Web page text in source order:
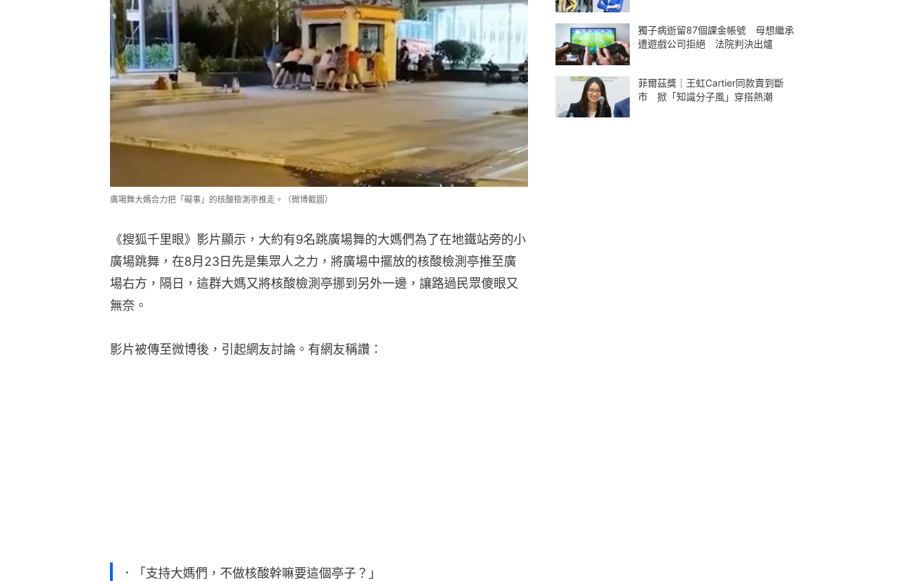
廣場舞大媽合力把「礙事」的核酸檢測亭推走。（微博截圖）
《搜狐千里眼》影片顯示，大約有9名跳廣場舞的大媽們為了在地鐵站旁的小
廣場跳舞，在8月23日先是集眾人之力，將廣場中擺放的核酸檢測亭推至廣
場右方，隔日，這群大媽又將核酸檢測亭挪到另外一邊，讓路過民眾傻眼又
無奈。
影片被傳至微博後，引起網友討論。有網友稱讚：
．「支持大媽們，不做核酸幹嘛要這個亭子？」
獨子病逝留87個課金帳號 母想繼承
遭遊戲公司拒絕 法院判決出爐
菲爾茲獎｜王虹Cartier同款賣到斷
市 掀「知識分子風」穿搭熱潮